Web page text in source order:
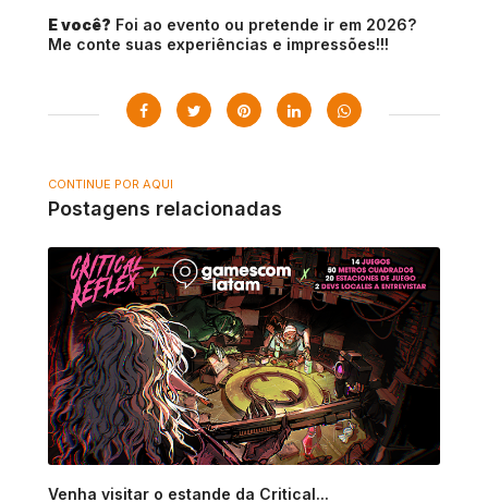
E você? Foi ao evento ou pretende ir em 2026?
Me conte suas experiências e impressões!!!
CONTINUE POR AQUI
Postagens relacionadas
Venha visitar o estande da Critical...